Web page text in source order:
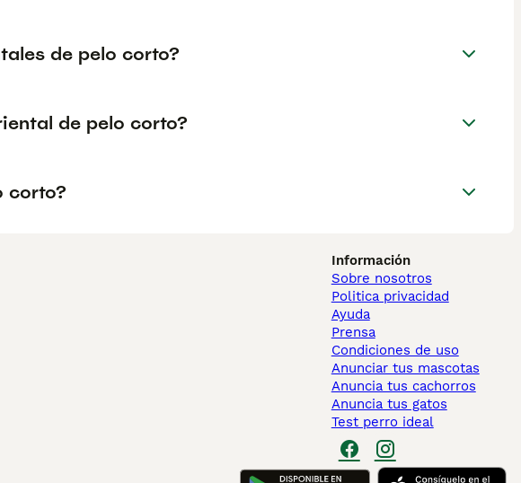
de pelo corto?
de pelo corto?
corto?
Información
Sobre nosotros
Politica privacidad
Ayuda
Prensa
Condiciones de uso
Anunciar tus mascotas
Anuncia tus cachorros
Anuncia tus gatos
Test perro ideal